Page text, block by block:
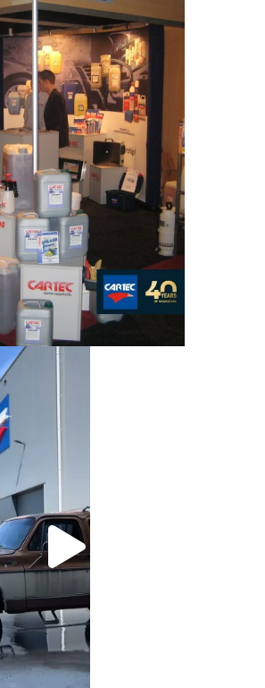
FOLLOW